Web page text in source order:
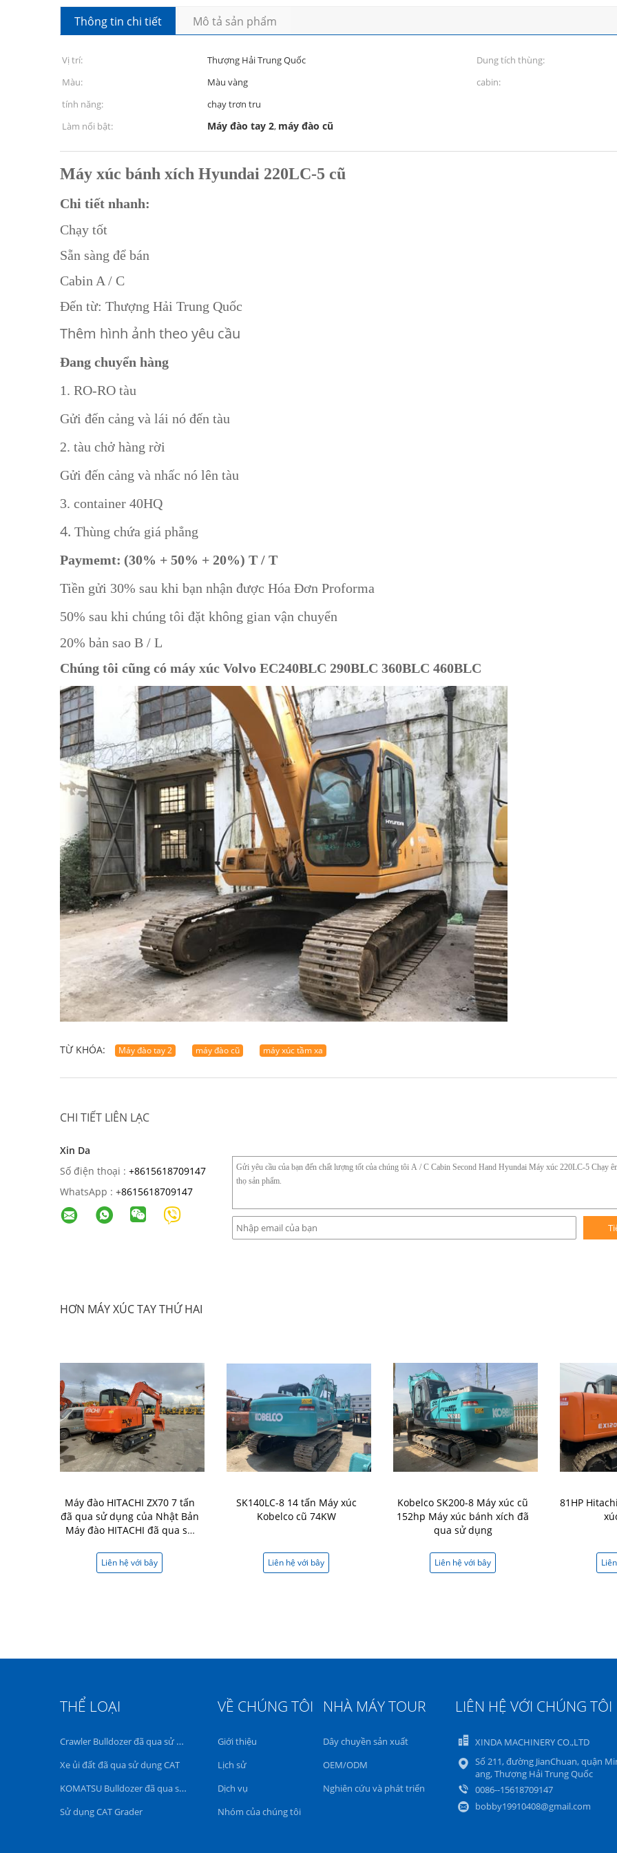
Thông tin chi tiết Mô tả sản phẩm
Vị trí: Thượng Hải Trung Quốc Dung tích thùng:
Màu:
Màu vàng cabin:
tính năng:
chạy trơn tru
Làm nổi bật:
Máy đào tay 2, máy đào cũ
Máy xúc bánh xích Hyundai 220LC-5 cũ
Chi tiết nhanh:
Chạy tốt
Sẵn sàng để bán
Cabin A / C
Đến từ: Thượng Hải Trung Quốc
Thêm hình ảnh theo yêu cầu
Đang chuyển hàng
1. RO-RO tàu
Gửi đến cảng và lái nó đến tàu
2. tàu chở hàng rời
Gửi đến cảng và nhấc nó lên tàu
3. container 40HQ
4. Thùng chứa giá phẳng
Paymemt: (30% + 50% + 20%) T / T
Tiền gửi 30% sau khi bạn nhận được Hóa Đơn Proforma
50% sau khi chúng tôi đặt không gian vận chuyển
20% bản sao B / L
Chúng tôi cũng có máy xúc Volvo EC240BLC 290BLC 360BLC 460BLC
TỪ KHÓA: Máy đào tay 2 máy đào cũ máy xúc tầm xa
CHI TIẾT LIÊN LẠC
Xin Da
Số điện thoại : +8615618709147
WhatsApp : +8615618709147
HƠN MÁY XÚC TAY THỨ HAI
Máy đào HITACHI ZX70 7 tấn
đã qua sử dụng của Nhật Bản
Máy đào HITACHI đã qua sử
Liên hệ với bây
SK140LC-8 14 tấn Máy xúc
Kobelco cũ 74KW
Liên hệ với bây
Kobelco SK200-8 Máy xúc cũ
152hp Máy xúc bánh xích đã
qua sử dụng
Liên hệ với bây
81HP
THỂ LOẠI
Crawler Bulldozer đã qua sử dụng
Xe ủi đất đã qua sử dụng CAT
KOMATSU Bulldozer đã qua sử dụng
Sử dụng CAT Grader
VỀ CHÚNG TÔI
Giới thiệu
Lịch sử
Dịch vụ
Nhóm của chúng tôi
NHÀ MÁY TOUR
Dây chuyền sản xuất
OEM/ODM
Nghiên cứu và phát triển
LIÊN HỆ VỚI CHÚNG TÔI
XINDA MACHINERY CO.,LTD
Số 211, đường JianChuan, quận
ang, Thượng Hải Trung Quốc
0086--15618709147
bobby19910408@gmail.com